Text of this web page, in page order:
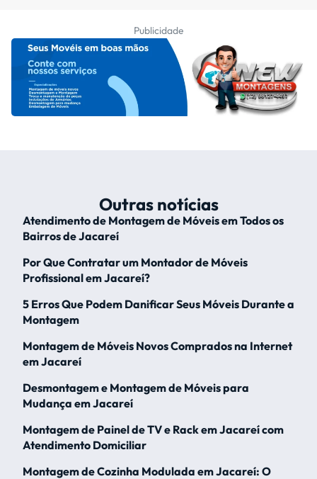
Publicidade
Outras notícias
Atendimento de Montagem de Móveis em Todos os
Bairros de Jacareí
Por Que Contratar um Montador de Móveis
Profissional em Jacareí?
5 Erros Que Podem Danificar Seus Móveis Durante a
Montagem
Montagem de Móveis Novos Comprados na Internet
em Jacareí
Desmontagem e Montagem de Móveis para
Mudança em Jacareí
Montagem de Painel de TV e Rack em Jacareí com
Atendimento Domiciliar
Montagem de Cozinha Modulada em Jacareí: O